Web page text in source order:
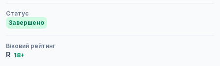
Статус
Завершено
Віковий рейтинг
R 18+